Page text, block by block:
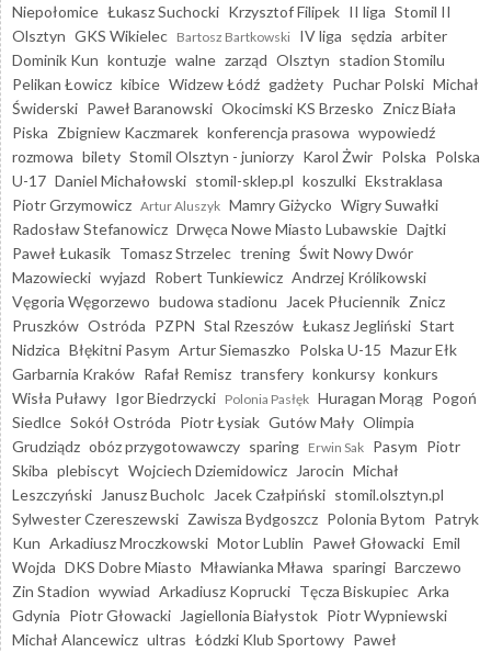
Niepołomice Łukasz Suchocki Krzysztof Filipek II liga Stomil II
Olsztyn GKS Wikielec Bartosz Bartkowski IV liga sędzia arbiter
Dominik Kun kontuzje walne zarząd Olsztyn stadion Stomilu
Pelikan Łowicz kibice Widzew Łódź gadżety Puchar Polski Michał
Świderski Paweł Baranowski Okocimski KS Brzesko Znicz Biała
Piska Zbigniew Kaczmarek konferencja prasowa wypowiedź
rozmowa bilety Stomil Olsztyn - juniorzy Karol Żwir Polska Polska
U-17 Daniel Michałowski stomil-sklep.pl koszulki Ekstraklasa
Piotr Grzymowicz Artur Aluszyk Mamry Giżycko Wigry Suwałki
Radosław Stefanowicz Drwęca Nowe Miasto Lubawskie Dajtki
Paweł Łukasik Tomasz Strzelec trening Świt Nowy Dwór
Mazowiecki wyjazd Robert Tunkiewicz Andrzej Królikowski
Vęgoria Węgorzewo budowa stadionu Jacek Płuciennik Znicz
Pruszków Ostróda PZPN Stal Rzeszów Łukasz Jegliński Start
Nidzica Błękitni Pasym Artur Siemaszko Polska U-15 Mazur Ełk
Garbarnia Kraków Rafał Remisz transfery konkursy konkurs
Wisła Puławy Igor Biedrzycki Polonia Pasłęk Huragan Morąg Pogoń
Siedlce Sokół Ostróda Piotr Łysiak Gutów Mały Olimpia
Grudziądz obóz przygotowawczy sparing Erwin Sak Pasym Piotr
Skiba plebiscyt Wojciech Dziemidowicz Jarocin Michał
Leszczyński
Janusz Bucholc Jacek Czałpiński stomil.olsztyn.pl
Sylwester Czereszewski Zawisza Bydgoszcz Polonia Bytom Patryk
Kun Arkadiusz Mroczkowski Motor Lublin Paweł Głowacki Emil
Wojda DKS Dobre Miasto Mławianka Mława sparingi Barczewo
Zin Stadion wywiad Arkadiusz Koprucki Tęcza Biskupiec Arka
Gdynia Piotr Głowacki Jagiellonia Białystok Piotr Wypniewski
Michał Alancewicz ultras Łódzki Klub Sportowy Paweł